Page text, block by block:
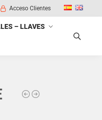
Acceso Clientes
– LLAVES